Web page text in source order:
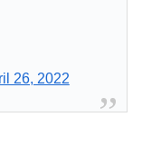
26, 2022